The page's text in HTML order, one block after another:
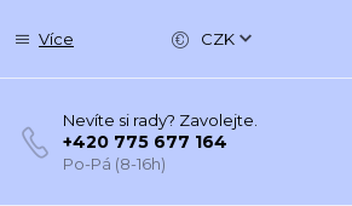
Více CZK
Nevíte si rady? Zavolejte.
+420 775 677 164
Po-Pá (8-16h)